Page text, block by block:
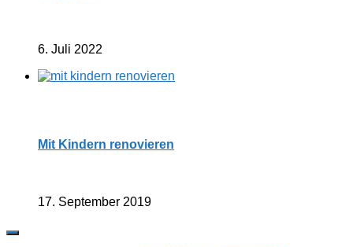
6. Juli 2022
Mit Kindern renovieren
17. September 2019